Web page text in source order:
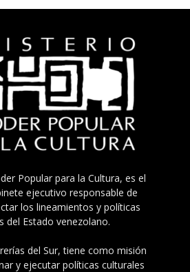
Popular para la Cultura, es el
ejecutivo responsable de
los lineamientos y políticas
del Estado venezolano.
del Sur, tiene como misión
y ejecutar políticas culturales